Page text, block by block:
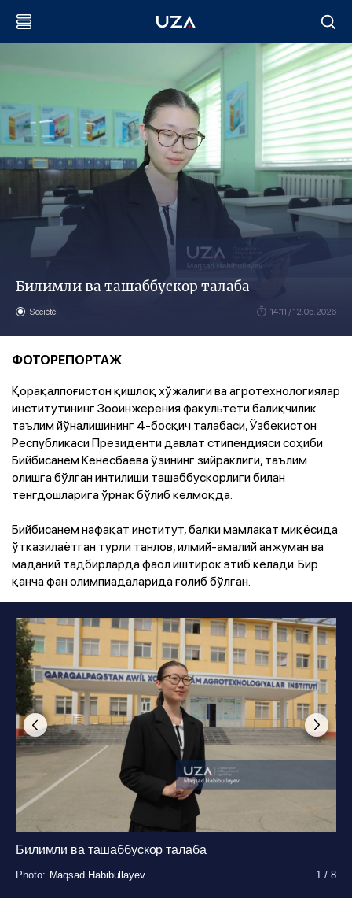
Билимли ва ташаббускор талаба
Société 14:11 / 12.05.2026
ФОТОРЕПОРТАЖ
Қорақалпоғистон қишлоқ хўжалиги ва агротехнологиялар
институтининг Зооинжерения факультети балиқчилик
таълим йўналишининг 4-босқич талабаси, Ўзбекистон
Республикаси Президенти давлат стипендияси соҳиби
Бийбисанем Кенесбаева ўзининг зийраклиги, таълим
олишга бўлган интилиши ташаббускорлиги билан
тенгдошларига ўрнак бўлиб келмоқда.
Бийбисанем нафақат институт, балки мамлакат миқёсида
ўтказилаётган турли танлов, илмий-амалий анжуман ва
маданий тадбирларда фаол иштирок этиб келади. Бир
қанча фан олимпиадаларида ғолиб бўлган.
Билимли ва ташаббускор талаба
Photo: Maqsad Habibullayev 1 /8
Photo: Maqsad Habibullayev 1 /8
Photo: Maqsad Habibullayev 1 /8
Photo: Maqsad Habibullayev 1 /8
Photo: Maqsad Habibullayev 1 /8
Photo: Maqsad Habibullayev 1 /8
Photo: Maqsad Habibullayev 1 /8
Photo: Maqsad Habibullayev 1 /8